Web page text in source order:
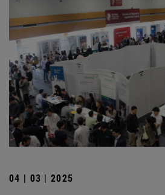
04 | 03 | 2025